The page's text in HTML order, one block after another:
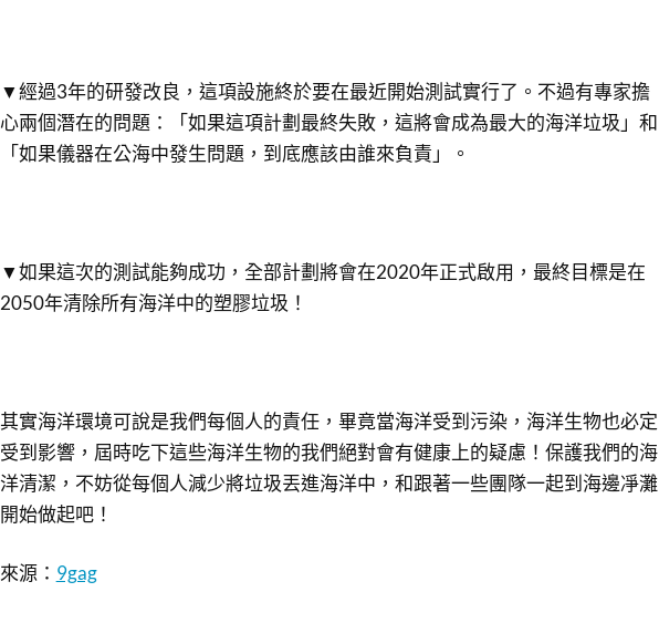
▼經過3年的研發改良，這項設施終於要在最近開始測試實行了。不過有專家擔
心兩個潛在的問題：「如果這項計劃最終失敗，這將會成為最大的海洋垃圾」和
「如果儀器在公海中發生問題，到底應該由誰來負責」。
▼如果這次的測試能夠成功，全部計劃將會在2020年正式啟用，最終目標是在
2050年清除所有海洋中的塑膠垃圾！
其實海洋環境可說是我們每個人的責任，畢竟當海洋受到污染，海洋生物也必定
受到影響，屆時吃下這些海洋生物的我們絕對會有健康上的疑慮！保護我們的海
洋清潔，不妨從每個人減少將垃圾丟進海洋中，和跟著一些團隊一起到海邊凈灘
開始做起吧！
來源： 9gag